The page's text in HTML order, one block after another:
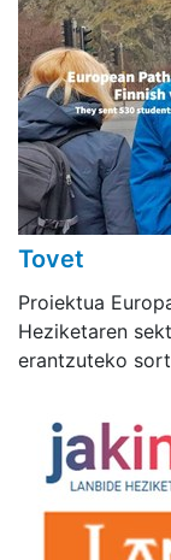
Tovet
Proiektua
Heziketaren
erantzuteko